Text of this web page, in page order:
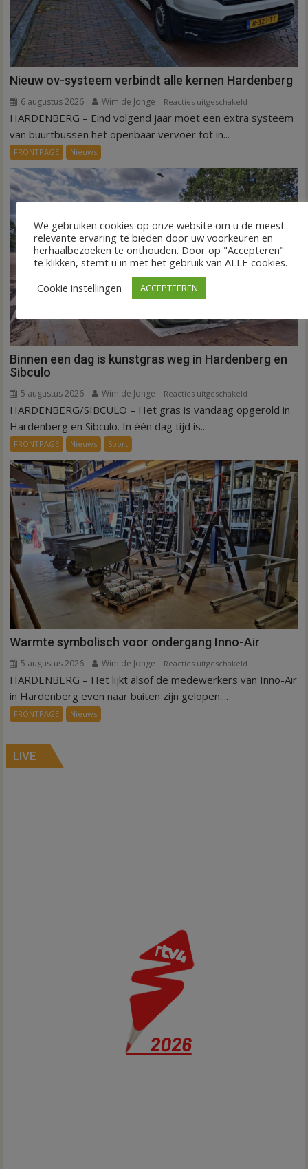
Nieuw ov-systeem verbindt alle kernen Hardenberg
6 augustus 2026 Wim de Jonge Reacties uitgeschakeld
Nieuw
alle
kernen
HARDENBERG – Eind volgend jaar moet een extra systeem
van buurtbussen het openbaar vervoer tot in...
FRONTPAGE Nieuws
Binnen een dag is kunstgras weg in Hardenberg en
Sibculo
5 augustus 2026 Wim de Jonge Reacties uitgeschakeld
Binnen
kunstgras
weg
in
Hardenberg
en
Sibculo
HARDENBERG/SIBCULO – Het gras is vandaag opgerold in
Hardenberg en Sibculo. In één dag tijd is...
FRONTPAGE Nieuws Sport
Warmte symbolisch voor ondergang Inno-Air
5 augustus 2026 Wim de Jonge Reacties uitgeschakeld
Warmte
HARDENBERG – Het lijkt alsof de medewerkers van Inno-Air
in Hardenberg even naar buiten zijn gelopen....
FRONTPAGE Nieuws
LIVE
We gebruiken cookies op onze website om u de meest
relevante ervaring te bieden door uw voorkeuren en
herhaalbezoeken te onthouden. Door op "Accepteren"
te klikken, stemt u in met het gebruik van ALLE cookies.
Cookie instellingen
ACCEPTEEREN